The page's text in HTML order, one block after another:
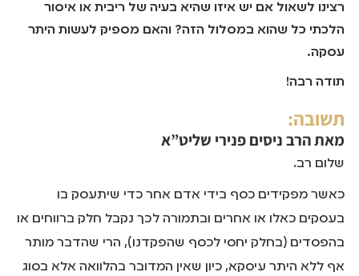
רצינו לשאול אם יש איזו שהיא בעיה של ריבית או איסור
הלכתי כל שהוא במסלול הזה? והאם מספיק לעשות היתר
עסקה.
תודה רבה!
תשובה:
מאתהרב ניסים פנירי שליט”א
שלום רב.
כאשר מפקידים כסף בידי אדם אחר כדי שיתעסק בו
בעסקים כאלו או אחרים ובתמורה לכך נקבל חלק ברווחים או
בהפסדים (בחלק יחסי לכסף שהפקדנו), הרי שהדבר מותר
אף ללא היתר עיסקא, כיון שאין המדובר בהלוואה אלא בסוג